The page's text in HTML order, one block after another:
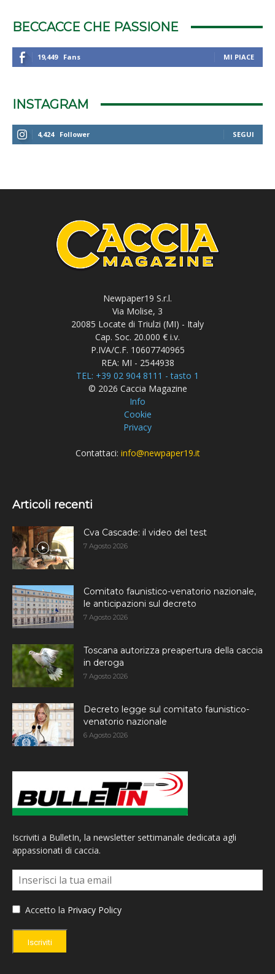
BECCACCE CHE PASSIONE
19,449 Fans MI PIACE
INSTAGRAM
4,424 Follower SEGUI
Newpaper19 S.r.l.
Via Molise, 3
20085 Locate di Triulzi (MI) - Italy
Cap. Soc. 20.000 € i.v.
P.IVA/C.F. 10607740965
REA: MI - 2544938
TEL: +39 02 904 8111 - tasto 1
© 2026 Caccia Magazine
Info
Cookie
Privacy
Contattaci: info@newpaper19.it
Articoli recenti
Cva Cascade: il video del test
7 Agosto 2026
Comitato faunistico-venatorio nazionale,
le anticipazioni sul decreto
7 Agosto 2026
Toscana autorizza preapertura della caccia
in deroga
7 Agosto 2026
Decreto legge sul comitato faunistico-
venatorio nazionale
6 Agosto 2026
Iscriviti a BulletIn, la newsletter settimanale dedicata agli
appassionati di caccia.
Accetto la Privacy Policy
Iscriviti